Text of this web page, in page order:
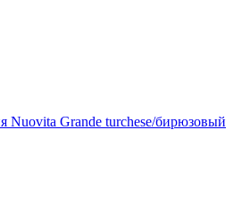
Nuovita Grande turchese/бирюзовый